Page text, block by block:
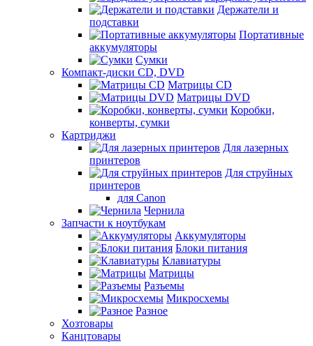
Держатели и
подставки
Портативные
аккумуляторы
Сумки
Компакт-диски CD, DVD
Матрицы CD
Матрицы DVD
Коробки,
конверты, сумки
Картриджи
Для лазерных
принтеров
Для струйных
принтеров
для Canon
Чернила
Запчасти к ноутбукам
Аккумуляторы
Блоки питания
Клавиатуры
Матрицы
Разъемы
Микросхемы
Разное
Хозтовары
Канцтовары